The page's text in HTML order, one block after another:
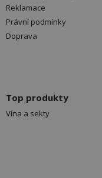
Reklamace
Právní podmínky
Doprava
Top produkty
Vína a sekty